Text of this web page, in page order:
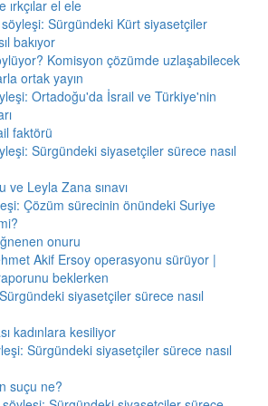
ırkçılar el ele
söyleşi: Sürgündeki Kürt siyasetçiler
bakıyor
Komisyon çözümde uzlaşabilecek
ortak yayın
Ortadoğu'da İsrail ve Türkiye'nin
faktörü
Sürgündeki siyasetçiler sürece nasıl
ve Leyla Zana sınavı
Çözüm sürecinin önündeki Suriye
onuru
Akif Ersoy operasyonu sürüyor |
beklerken
siyasetçiler sürece nasıl
kadınlara kesiliyor
Sürgündeki siyasetçiler sürece nasıl
suçu ne?